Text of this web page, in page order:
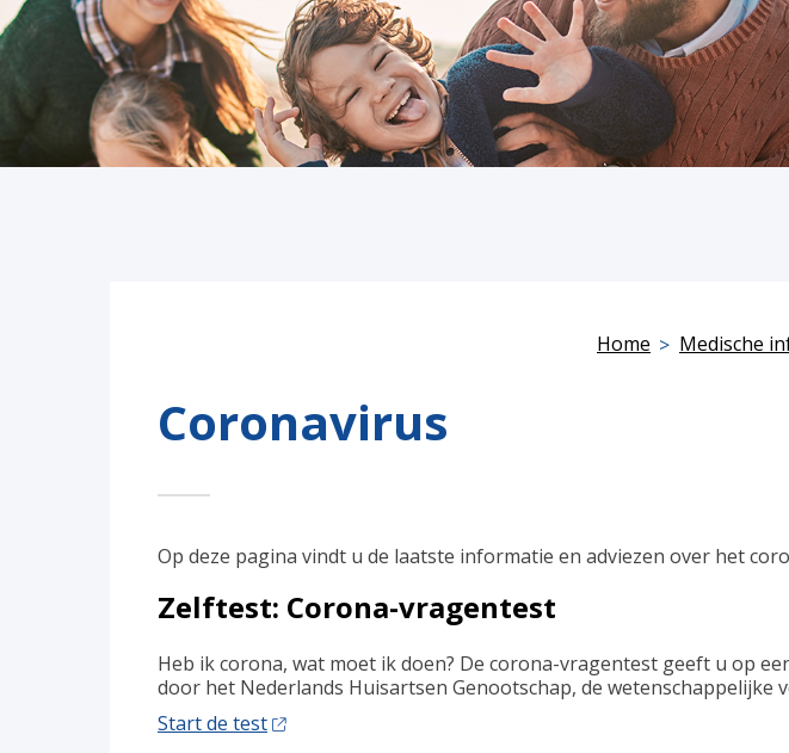
Home Medische
Coronavirus
Op deze pagina vindt u de laatste informatie en adviezen over het
Zelftest: Corona-vragentest
Heb ik corona, wat moet ik doen? De corona-vragentest geeft u op
door het Nederlands Huisartsen Genootschap, de wetenschappelijke
Start de test